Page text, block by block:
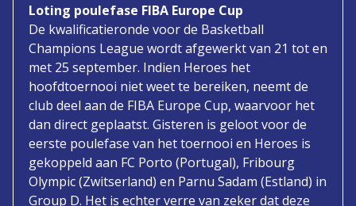
Loting poulefase FIBA Europe Cup
De kwalificatieronde voor de Basketball
Champions League wordt afgewerkt van 21 tot en
met 25 september. Indien Heroes het
hoofdtoernooi niet weet te bereiken, neemt de
club deel aan de FIBA Europe Cup, waarvoor het
dan direct geplaatst. Gisteren is geloot voor de
eerste poulefase van het toernooi en Heroes is
gekoppeld aan FC Porto (Portugal), Fribourg
Olympic (Zwitserland) en Parnu Sadam (Estland) in
Group D. Het is echter verre van zeker dat deze